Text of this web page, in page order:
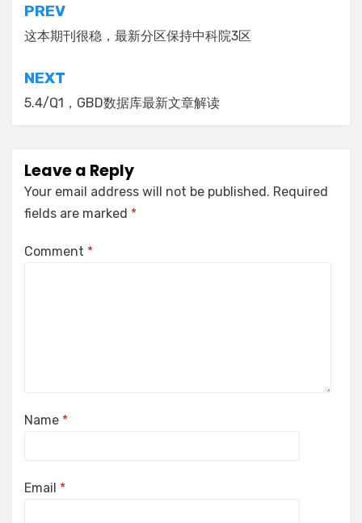
Post
navigation
PREV
这本期刊很稳，最新分区保持中科院3区
NEXT
5.4/Q1，GBD数据库最新文章解读
Leave a Reply
Your email address will not be published. Required
fields are marked *
Comment *
Name *
Email *